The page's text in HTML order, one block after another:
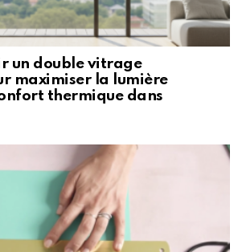
un double vitrage
maximiser la lumière
thermique dans